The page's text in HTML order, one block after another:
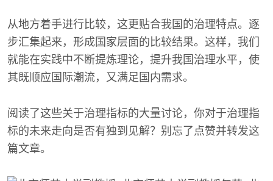
从地方着手进行比较，这更贴合我国的治理特点。逐
步汇集起来，形成国家层面的比较结果。这样，我们
就能在实践中不断提炼理论，提升我国治理水平，使
其既顺应国际潮流，又满足国内需求。
阅读了这些关于治理指标的大量讨论，你对于治理指
标的未来走向是否有独到见解？别忘了点赞并转发这
篇文章。